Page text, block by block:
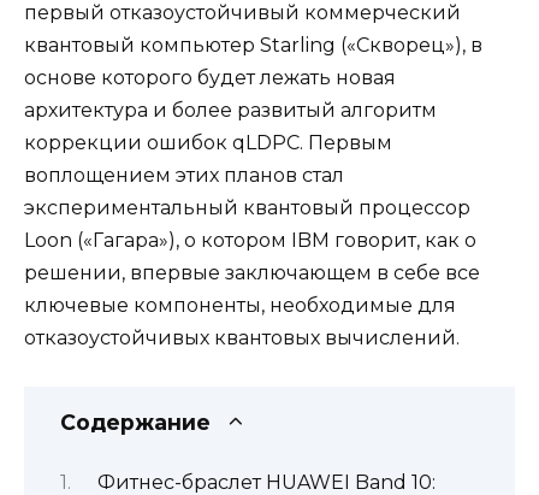
первый отказоустойчивый коммерческий
квантовый компьютер Starling («Скворец»), в
основе которого будет лежать новая
архитектура и более развитый алгоритм
коррекции ошибок qLDPC. Первым
воплощением этих планов стал
экспериментальный квантовый процессор
Loon («Гагара»), о котором IBM говорит, как о
решении, впервые заключающем в себе все
ключевые компоненты, необходимые для
отказоустойчивых квантовых вычислений.
Содержание
Фитнес-браслет HUAWEI Band 10: